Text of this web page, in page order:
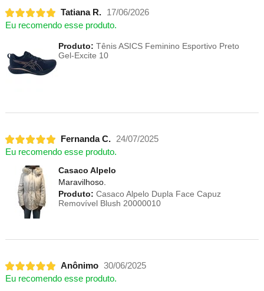
Tatiana R.
17/06/2026
Eu recomendo esse produto.
Produto: Tênis ASICS Feminino Esportivo Preto
Gel-Excite 10
Fernanda C. 24/07/2025
Eu recomendo esse produto.
Casaco Alpelo
Maravilhoso.
Produto: Casaco Alpelo Dupla Face Capuz
Removível Blush 20000010
Anônimo 30/06/2025
Eu recomendo esse produto.